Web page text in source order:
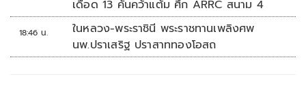
เดือด 13 คันคว้าแต้ม ศึก ARRC สนาม 4
18:46 น.
ในหลวง-พระราชินี พระราชทานเพลิงศพ
นพ.ปราเสริฐ ปราสาททองโอสถ